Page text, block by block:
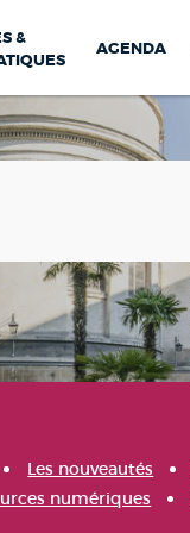
&
AGENDA
Les nouveautés
numériques